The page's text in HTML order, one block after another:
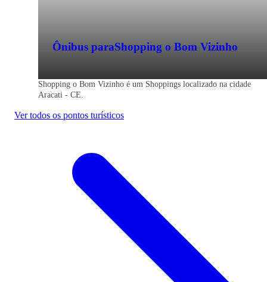
Ônibus paraShopping o Bom Vizinho
Shopping o Bom Vizinho é um Shoppings localizado na cidade
Aracati - CE.
Ver todos os pontos turísticos